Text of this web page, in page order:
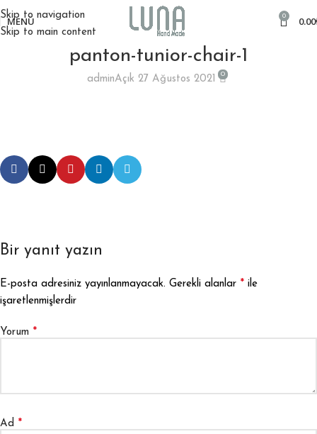
Skip to navigation
Skip to main content
MENÜ 0 0.00
panton-tunior-chair-1
adminAçık 27 Ağustos 2021 0
Bir yanıt yazın
E-posta adresiniz yayınlanmayacak. Gerekli alanlar * ile
işaretlenmişlerdir
Yorum *
Ad *